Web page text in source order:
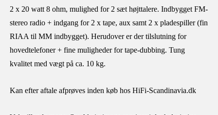
2 x 20 watt 8 ohm, mulighed for 2 sæt højttalere. Indbygget FM-
stereo radio + indgang for 2 x tape, aux samt 2 x pladespiller (fin
RIAA til MM indbygget). Herudover er der tilslutning for
hovedtelefoner + fine muligheder for tape-dubbing. Tung
kvalitet med vægt på ca. 10 kg.
Kan efter aftale afprøves inden køb hos HiFi-Scandinavia.dk